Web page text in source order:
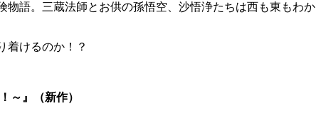
語。三蔵法師とお供の孫悟空、沙悟浄たちは西も東もわ
着けるのか！？
～』（新作）